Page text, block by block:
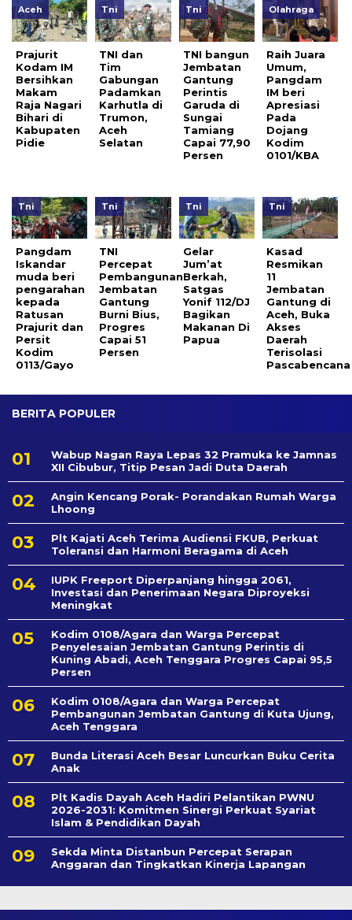
Aceh
Prajurit
Kodam IM
Bersihkan
Makam
Raja Nagari
Bihari di
Kabupaten
Pidie
Tni
TNI dan
Tim
Gabungan
Padamkan
Karhutla di
Trumon,
Aceh
Selatan
Tni
TNI bangun
Jembatan
Gantung
Perintis
Garuda di
Sungai
Tamiang
Capai 77,90
Persen
Olahraga
Raih Juara
Umum,
Pangdam
IM beri
Apresiasi
Pada
Dojang
Kodim
0101/KBA
Tni
Pangdam
Iskandar
muda beri
pengarahan
kepada
Ratusan
Prajurit dan
Persit
Kodim
0113/Gayo
Tni
TNI
Percepat
Pembangunan
Jembatan
Gantung
Burni Bius,
Progres
Capai 51
Persen
Tni
Gelar
Jum’at
Berkah,
Satgas
Yonif 112/DJ
Bagikan
Makanan Di
Papua ‎
Tni
Kasad
Resmikan
11
Jembatan
Gantung di
Aceh, Buka
Akses
Daerah
Terisolasi
Pascabencana
BERITA POPULER
Wabup Nagan Raya Lepas 32 Pramuka ke Jamnas
XII Cibubur, Titip Pesan Jadi Duta Daerah
Angin Kencang Porak- Porandakan Rumah Warga
Lhoong
Plt Kajati Aceh Terima Audiensi FKUB, Perkuat
Toleransi dan Harmoni Beragama di Aceh
IUPK Freeport Diperpanjang hingga 2061,
Investasi dan Penerimaan Negara Diproyeksi
Meningkat
Kodim 0108/Agara dan Warga Percepat
Penyelesaian Jembatan Gantung Perintis di
Kuning Abadi, Aceh Tenggara Progres Capai 95,5
Persen
Kodim 0108/Agara dan Warga Percepat
Pembangunan Jembatan Gantung di Kuta Ujung,
Aceh Tenggara
Bunda Literasi Aceh Besar Luncurkan Buku Cerita
Anak
Plt Kadis Dayah Aceh Hadiri Pelantikan PWNU
2026-2031: Komitmen Sinergi Perkuat Syariat
Islam & Pendidikan Dayah
Sekda Minta Distanbun Percepat Serapan
Anggaran dan Tingkatkan Kinerja Lapangan